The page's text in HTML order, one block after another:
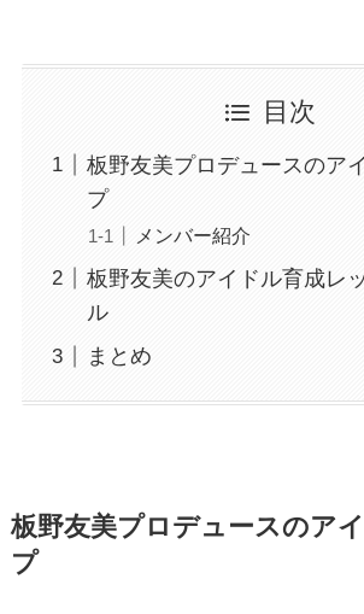
目次
板野友美プロデュースのア
プ
メンバー紹介
板野友美のアイドル育成レ
ル
まとめ
板野友美プロデュースのア
プ